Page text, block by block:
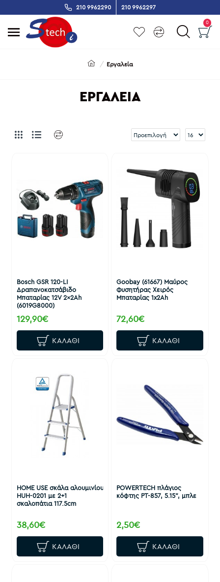
210 9962290 210 9962297
0
Εργαλεία
ΕΡΓΑΛΕΊΑ
Bosch GSR 120-LI
Δραπανοκατσάβιδο
Μπαταρίας 12V 2x2Ah
(6019G8000)
129,90€
ΚΑΛΆΘΙ
Goobay (61667) Μαύρος
Φυσητήρας Χειρός
Μπαταρίας 1x2Ah
72,60€
ΚΑΛΆΘΙ
HOME USE σκάλα αλουμινίου
HUH-0201 με 2+1
σκαλοπάτια 117.5cm
38,60€
ΚΑΛΆΘΙ
POWERTECH πλάγιος
κόφτης PT-857, 5.15", μπλε
2,50€
ΚΑΛΆΘΙ